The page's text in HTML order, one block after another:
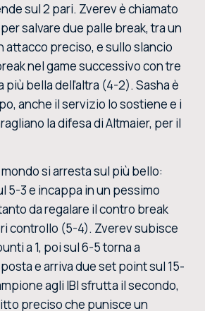
sul 2 pari. Zverev è chiamato
salvare due palle break, tra un
attacco preciso, e sullo slancio
nel game successivo con tre
più bella dell'altra (4-2). Sasha è
anche il servizio lo sostiene e i
la difesa di Altmaier, per il
mondo si arresta sul più bello:
5-3 e incappa in un pessimo
da regalare il contro break
controllo (5-4). Zverev subisce
a 1, poi sul 6-5 torna a
e arriva due set point sul 15-
agli IBI sfrutta il secondo,
preciso che punisce un